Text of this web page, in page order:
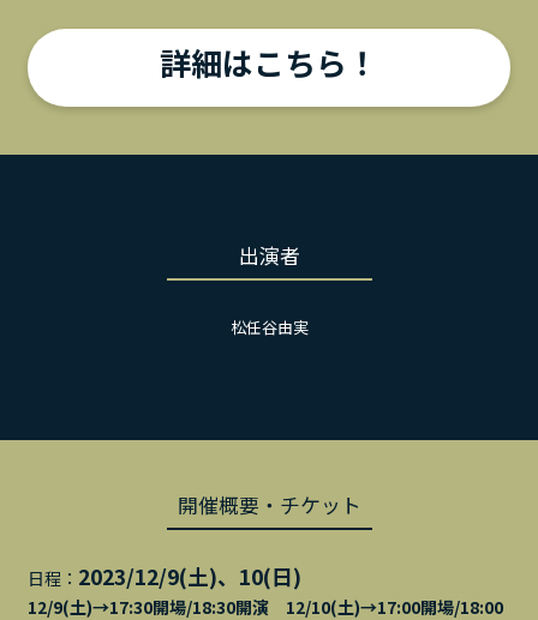
詳細はこちら！
出演者
松任谷由実
開催概要・チケット
日程： 2023/12/9(土)、10(日)
12/9(土)→17:30開場/18:30開演 12/10(土)→17:00開場/18:00